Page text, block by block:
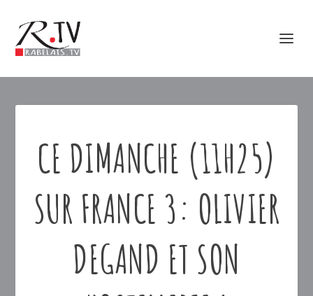
CE DIMANCHE (11H25)
SUR FRANCE 3: OLIVIER
DEGAND ET SON